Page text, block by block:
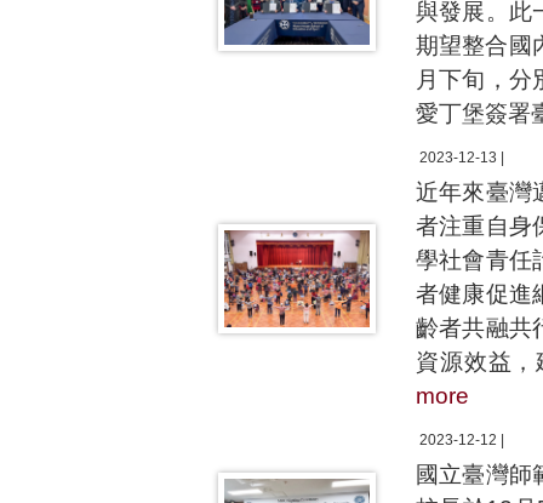
與發展。此
期望整合國
月下旬，
愛丁堡簽署
2023-12-13 |
近年來臺灣
者注重自身
學社會青任
者健康促進
齡者共融共
資源效益
more
2023-12-12 |
國立臺灣師